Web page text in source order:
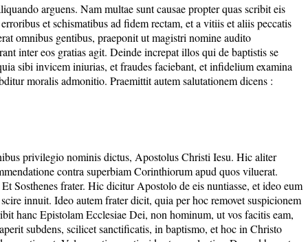
arguens. Nam multae sunt causae propter quas scribit eis
et schismatibus ad fidem rectam, et a vitiis et aliis peccatis
omnibus gentibus, praeponit ut magistri nomine audito
inter eos gratias agit. Deinde increpat illos qui de baptistis se
sibi invicem iniurias, et fraudes faciebant, et infidelium examina
moralis admonitio. Praemittit autem salutationem dicens :
privilegio nominis dictus, Apostolus Christi Iesu. Hic aliter
contra superbiam Corinthiorum apud quos viluerat.
Sosthenes frater. Hic dicitur Apostolo de eis nuntiasse, et ideo eum
innuit. Ideo autem frater dicit, quia per hoc removet suspicionem
hanc Epistolam Ecclesiae Dei, non hominum, ut vos facitis eam,
subdens, scilicet sanctificatis, in baptismo, et hoc in Christo